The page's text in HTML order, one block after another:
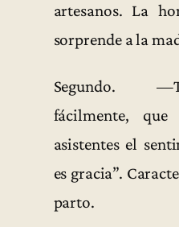
artesanos. La
sorprende a la
Segundo.
fácilmente,
asistentes el
es gracia”.
parto.